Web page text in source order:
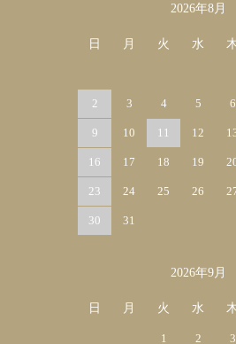
2026年8月
日 月 火 水
2 3 4 5 6
9 10 11 12
16 17 18 19
23 24 25 26
30 31
2026年9月
日 月 火 水
1 2 3